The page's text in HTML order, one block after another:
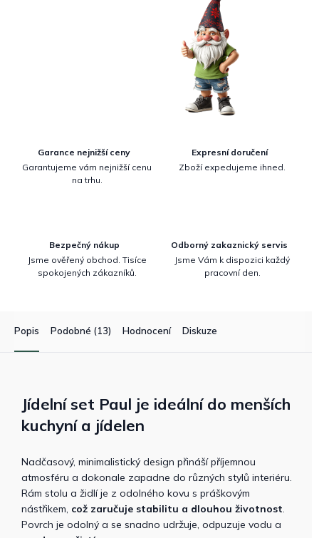
Garance nejnižší ceny
Garantujeme vám nejnižší cenu
na trhu.
Expresní doručení
Zboží expedujeme ihned.
Bezpečný nákup
Jsme ověřený obchod. Tisíce
spokojených zákazníků.
Odborný zakaznický servis
Jsme Vám k dispozici každý
pracovní den.
Popis Podobné (13) Hodnocení Diskuze
Jídelní set Paul je ideální do menších
kuchyní a jídelen
Nadčasový, minimalistický design přináší příjemnou
atmosféru a dokonale zapadne do různých stylů interiéru.
Rám stolu a židlí je z odolného kovu s práškovým
nástřikem, což zaručuje stabilitu a dlouhou životnost.
Povrch je odolný a se snadno udržuje, odpuzuje vodu a